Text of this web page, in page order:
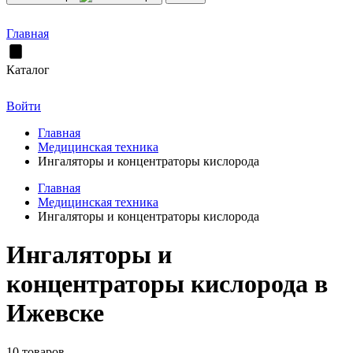
Главная
Каталог
Войти
Главная
Медицинская техника
Ингаляторы и концентраторы кислорода
Главная
Медицинская техника
Ингаляторы и концентраторы кислорода
Ингаляторы и
концентраторы кислорода в
Ижевске